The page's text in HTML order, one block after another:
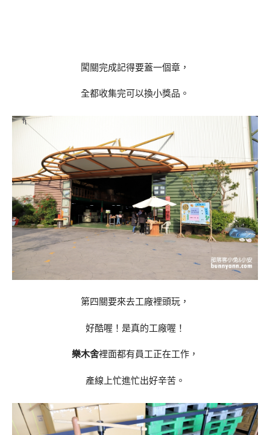
闖關完成記得要蓋一個章，
全都收集完可以換小獎品。
第四關要來去工廠裡頭玩，
好酷喔！是真的工廠喔！
樂木舍裡面都有員工正在工作，
產線上忙進忙出好辛苦。